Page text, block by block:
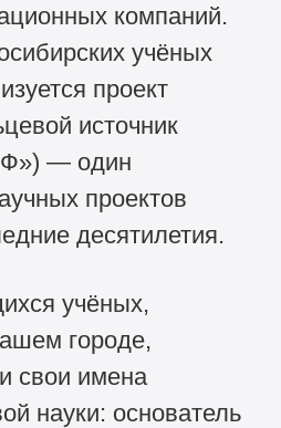
компаний.
учёных
проект
источник
— один
проектов
десятилетия.
учёных,
городе,
свои имена
науки: основатель